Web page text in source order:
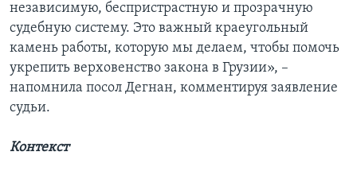
независимую, беспристрастную и прозрачную
судебную систему. Это важный краеугольный
камень работы, которую мы делаем, чтобы помочь
укрепить верховенство закона в Грузии», –
напомнила посол Дегнан, комментируя заявление
судьи.
Контекст